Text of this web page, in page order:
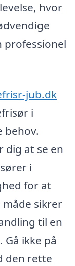
hvor
professionel
jub.dk
i
behov.
dig at se en
i
for at
sikrer
til en
ikke på
den rette